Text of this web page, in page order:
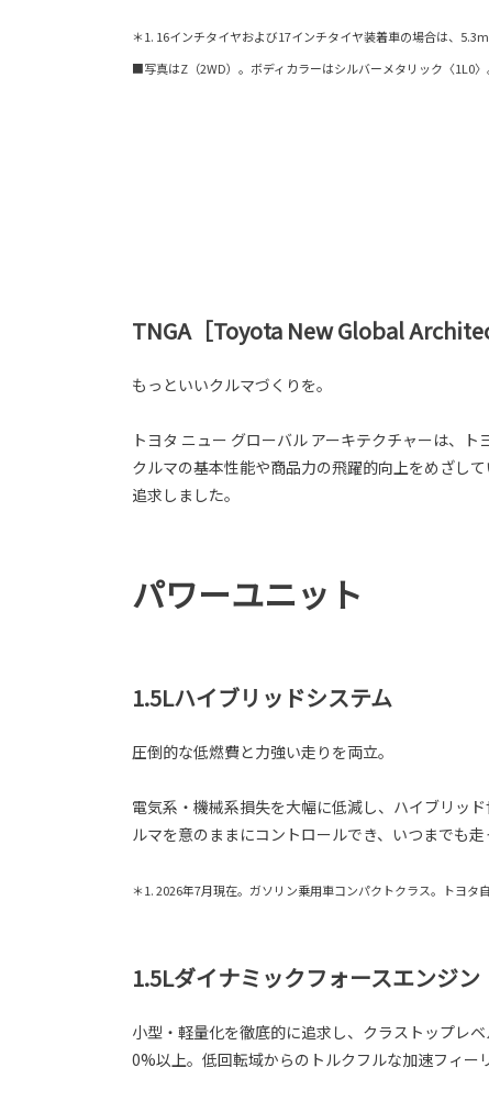
＊1. 16インチタイヤおよび17インチタイヤ装着車の場合は、5.3m
■写真はZ（2WD）。ボディカラーはシルバーメタリック〈1L0〉
TNGA［Toyota New Global
もっといいクルマづくりを。
トヨタ ニュー グローバル アーキテクチャーは、
クルマの基本性能や商品力の飛躍的向上をめざし
追求しました。
パワーユニット
1.5Lハイブリッドシステム
圧倒的な低燃費と力強い走りを両立。
電気系・機械系損失を大幅に低減し、ハイブリッ
ルマを意のままにコントロールでき、いつまでも
＊1. 2026年7月現在。ガソリン乗用車コンパクトクラス。トヨタ
1.5Lダイナミックフォースエンジン
小型・軽量化を徹底的に追求し、クラストップレ
0%以上。低回転域からのトルクフルな加速フィー